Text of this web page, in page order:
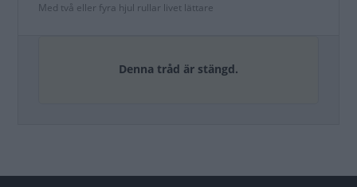
Med två eller fyra hjul rullar livet lättare
Denna tråd är stängd.